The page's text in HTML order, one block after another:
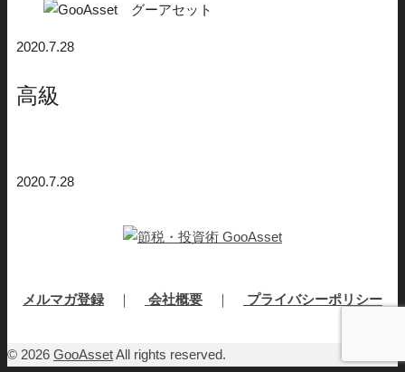
2020.7.28
高級
2020.7.28
メルマガ登録｜ 会社概要 ｜ プライバシーポリシー
© 2026 GooAssetAll rights reserved.